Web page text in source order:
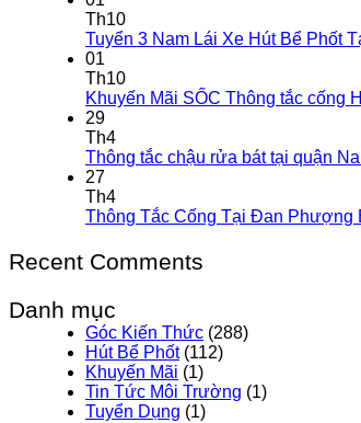
Th10
Tuyển 3 Nam Lái Xe Hút Bể Phốt
01
Th10
Khuyến Mãi SỐC Thông tắc cống
29
Th4
Thông tắc chậu rửa bát tại quận
27
Th4
Thông Tắc Cống Tại Đan Phượng
Recent Comments
Danh mục
Góc Kiến Thức (288)
Hút Bể Phốt(112)
Khuyến Mãi (1)
Tin Tức Môi Trường (1)
Tuyển Dụng (1)